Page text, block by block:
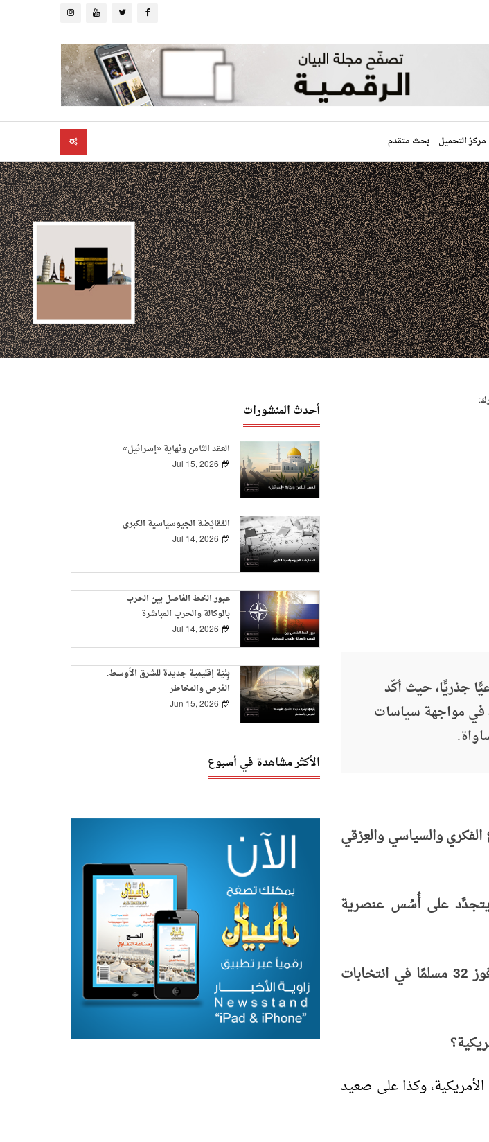
مركز التحميل بحث متقدم
جذريًّا، حيث أكّد
في مواجهة سياسات
والسياسي والعِرْقي
يتجدَّد على أُسُس عنصرية
؟ وما دلالات فوز 32 مسلمًا في انتخابات
الأمريكية، وكذا على صعيد
أحدث المنشورات
العقد الثامن ونهاية «إسرائيل»
Jul 15, 2026
المُقايَضة الجيوسياسية الكبرى
Jul 14, 2026
عبور الخط الفاصل بين الحرب
بالوكالة والحرب المباشرة
Jul 14, 2026
بِنْيَة إقليمية جديدة للشرق الأوسط:
الفرص والمخاطر
Jun 15, 2026
الأكثر مشاهدة في أسبوع